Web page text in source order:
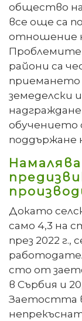
общество
все още са
отношение
Проблемите
райони са
приемането
земеделски
обучението
поддържане
Докато
само 4,3 на
през 2022
сто от
в Сърбия и
Заетостта